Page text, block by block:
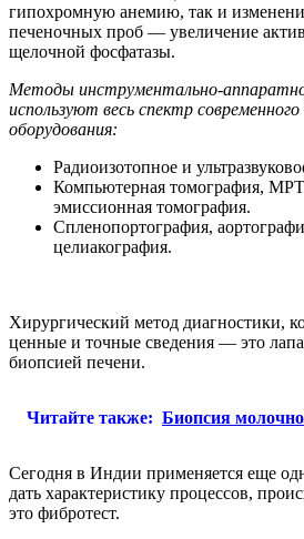
гипохромную анемию, так и
печеночных проб — увеличение
щелочной фосфатазы.
Методы инструментально-
используют весь спектр
оборудования:
Радиоизотопное и
Компьютерная томография,
эмиссионная томография.
Спленопортография,
целиакография.
Хирургический метод диагностики,
ценные и точные сведения — это
биопсией печени.
Читайте также: Биопсия
Сегодня в Индии применяется еще
дать характеристику процессов,
это фибротест.